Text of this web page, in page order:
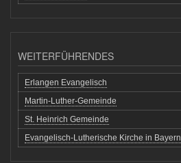
WEITERFÜHRENDES
Erlangen Evangelisch
Martin-Luther-Gemeinde
St. Heinrich Gemeinde
Evangelisch-Lutherische Kirche in Bayern